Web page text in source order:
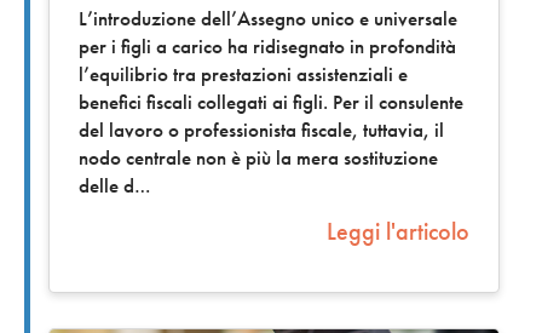
L’introduzione dell’Assegno unico e universale
per i figli a carico ha ridisegnato in profondità
l’equilibrio tra prestazioni assistenziali e
benefici fiscali collegati ai figli. Per il consulente
del lavoro o professionista fiscale, tuttavia, il
nodo centrale non è più la mera sostituzione
delle d
Leggi l'articolo